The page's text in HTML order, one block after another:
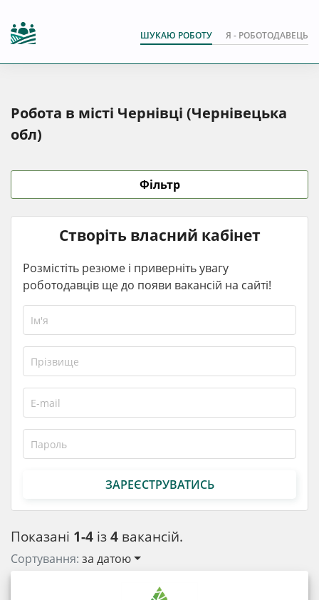
ШУКАЮ РОБОТУ Я - РОБОТОДАВЕЦЬ
Робота в місті Чернівці (Чернівецька
обл)
Показані 1-4 із4 вакансій.
Сортування: за датою
Фільтр
Створіть власний кабінет
Розмістіть резюме і приверніть увагу
роботодавців ще до появи вакансій на сайті!
ЗАРЕЄСТРУВАТИСЬ